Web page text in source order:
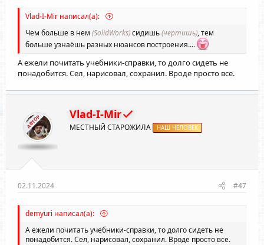
Vlad-I-Mir написал(а):
Чем больше в нем (SolidWorks)сидишь(чертишь), тем
больше узнаёшь разных нюансов построения....
А ежели почитать учебники-справки, то долго сидеть не
понадобится. Сел, нарисовал, сохранил. Вроде просто все.
АВТОР Vlad-I-Mir
МЕСТНЫЙ СТАРОЖИЛА НАШ ЧЕЛОВЕК
02.11.2024 #47
demyuri написал(а):
А ежели почитать учебники-справки, то долго сидеть не
понадобится. Сел, нарисовал, сохранил. Вроде просто все.